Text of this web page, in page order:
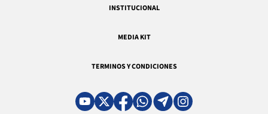
INSTITUCIONAL
MEDIA KIT
TERMINOS Y CONDICIONES